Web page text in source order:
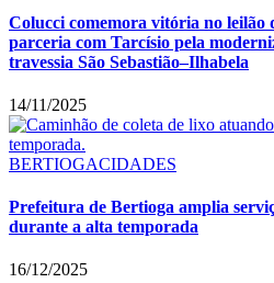
Colucci comemora vitória no leilão
parceria com Tarcísio pela
travessia São Sebastião–Ilhabela
14/11/2025
BERTIOGACIDADES
Prefeitura de Bertioga amplia
durante a alta temporada
16/12/2025